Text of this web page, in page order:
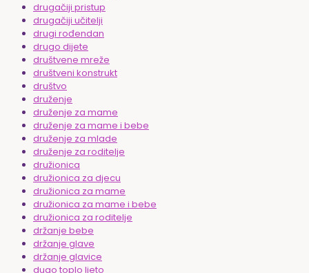
drugačiji pristup
drugačiji učitelji
drugi rođendan
drugo dijete
društvene mreže
društveni konstrukt
društvo
druženje
druženje za mame
druženje za mame i bebe
druženje za mlade
druženje za roditelje
družionica
družionica za djecu
družionica za mame
družionica za mame i bebe
družionica za roditelje
držanje bebe
držanje glave
držanje glavice
dugo toplo ljeto